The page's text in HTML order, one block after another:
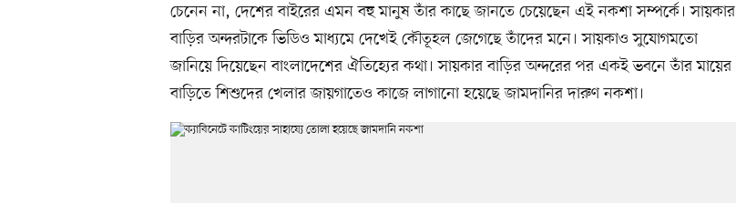
চেনেন না, দেশের বাইরের এমন বহু মানুষ তাঁর কাছে জানতে চেয়েছেন এই নকশা সম্পর্কে। সায়কার
বাড়ির অন্দরটাকে ভিডিও মাধ্যমে দেখেই কৌতূহল জেগেছে তাঁদের মনে। সায়কাও সুযোগমতো
জানিয়ে দিয়েছেন বাংলাদেশের ঐতিহ্যের কথা। সায়কার বাড়ির অন্দরের পর একই ভবনে তাঁর মায়ের
বাড়িতে শিশুদের খেলার জায়গাতেও কাজে লাগানো হয়েছে জামদানির দারুণ নকশা।